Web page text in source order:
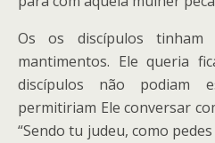
Os os discípulos
mantimentos. Ele queria
discípulos não podiam
permitiriam Ele conversar
“Sendo tu judeu, como